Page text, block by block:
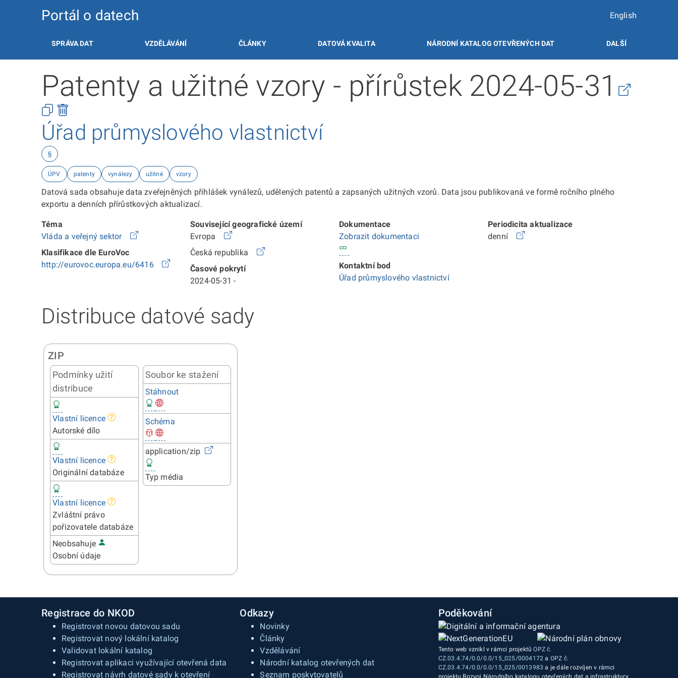
Portál o datech English
SPRÁVA DAT VZDĚLÁVÁNÍ ČLÁNKY DATOVÁ KVALITA NÁRODNÍ KATALOG OTEVŘENÝCH DAT DALŠÍ
Patenty a užitné vzory - přírůstek 2024-05-31
Úřad průmyslového vlastnictví
§
ÚPV patenty vynálezy užitné vzory
Datová sada obsahuje data zveřejněných přihlášek vynálezů, udělených patentů a zapsaných užitných vzorů. Data jsou publikovaná ve formě ročního plného
exportu a denních přírůstkových aktualizací.
Téma
Vláda a veřejný sektor
Klasifikace dle EuroVoc
http://eurovoc.europa.eu/6416
Související geografické území
Evropa
Česká republika
Časové pokrytí
2024-05-31 -
Dokumentace
Zobrazit dokumentaci
Kontaktní bod
Úřad průmyslového vlastnictví
Periodicita aktualizace
denní
Distribuce datové sady
ZIP
Podmínky užití
distribuce
Vlastní licence
Autorské dílo
Vlastní licence
Originální databáze
Vlastní licence
Zvláštní právo
pořizovatele databáze
Neobsahuje
Osobní údaje
Soubor ke stažení
Stáhnout
Schéma
application/zip
Typ média
Registrace do NKOD
Registrovat novou datovou sadu
Registrovat nový lokální katalog
Validovat lokální katalog
Registrovat aplikaci využívající otevřená data
Registrovat návrh datové sady k otevření
Odkazy
Novinky
Články
Vzdělávání
Národní katalog otevřených dat
Seznam poskytovatelů
Poděkování
Tento web vznikl v rámci projektůOPZ č.
CZ.03.4.74/0.0/0.0/15_025/0004172 a OPZ č.
CZ.03.4.74/0.0/0.0/15_025/0013983 a je dále rozvíjen v rámci
projektu Rozvoj Národního katalogu otevřených dat a infrastruktury